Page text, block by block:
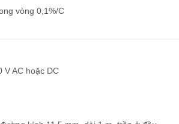
vòng 0,1%/C
V AC hoặc DC